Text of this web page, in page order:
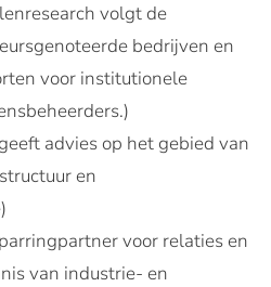
volgt de
bedrijven en
voor institutionele
advies op het gebied van
en
voor relaties en
van industrie- en